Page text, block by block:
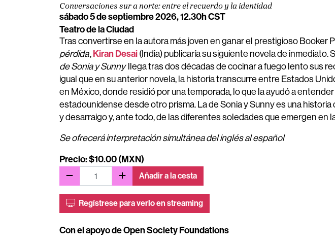
Conversaciones sur a norte: entre el recuerdo y la identidad
sábado 5 de septiembre 2026, 12.30h CST
Teatro de la Ciudad
Tras convertirse en la autora más joven en ganar el prestigioso Booker
pérdida, Kiran Desai (India) publicaría su siguiente novela de inmediato.
de Sonia y Sunny llega tras dos décadas de cocinar a fuego lento sus
igual que en su anterior novela, la historia transcurre entre Estados
en México, donde residió por una temporada, lo que la ayudó a
estadounidense desde otro prisma. La de Sonia y Sunny es una historia
y desarraigo y, ante todo, de las diferentes soledades que emergen en
Se ofrecerá interpretación simultánea del inglés al español
Precio: $10.00 (MXN)
Añadir a la cesta
Regístrese para verlo en streaming
Con el apoyo de Open Society Foundations